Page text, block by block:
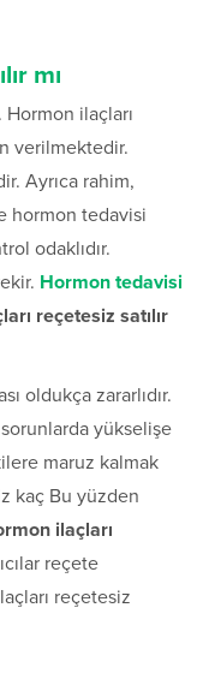
mı
Hormon ilaçları
verilmektedir.
Ayrıca rahim,
hormon tedavisi
odaklıdır.
Hormon tedavisi
reçetesiz satılır
oldukça zararlıdır.
yükselişe
maruz kalmak
kaç Bu yüzden
ilaçları
reçete
reçetesiz